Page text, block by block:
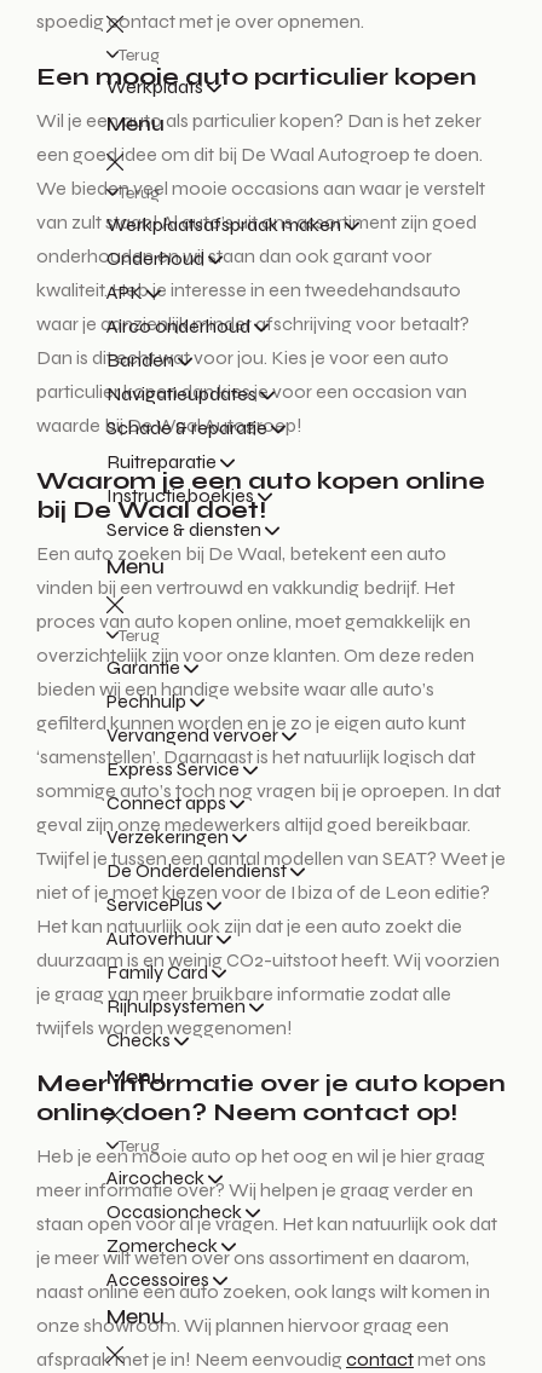
Terug
Werkplaats
Menu
Terug
Werkplaatsafspraak maken
Onderhoud
APK
Airco onderhoud
Banden
Navigatieupdates
Schade & reparatie
Ruitreparatie
Instructieboekjes
Service & diensten
Menu
Terug
Garantie
Pechhulp
Vervangend vervoer
Express Service
Connect apps
Verzekeringen
De Onderdelendienst
ServicePlus
Autoverhuur
Family Card
Rijhulpsystemen
Checks
Menu
Terug
Aircocheck
Occasioncheck
Zomercheck
Accessoires
Menu
spoedig contact met je over opnemen.
Een mooie auto particulier kopen
Wil je een auto als particulier kopen? Dan is het zeker
een goed idee om dit bij De Waal Autogroep te doen.
We bieden veel mooie occasions aan waar je verstelt
van zult staan! Al auto’s uit ons assortiment zijn goed
onderhouden en wij staan dan ook garant voor
kwaliteit. Heb je interesse in een tweedehandsauto
waar je aanzienlijk minder afschrijving voor betaalt?
Dan is dit echt wat voor jou. Kies je voor een auto
particulier kopen dan kies je voor een occasion van
waarde bij De Waal Autogroep!
Waarom je een auto kopen online
bij De Waal doet!
Een auto zoeken bij De Waal, betekent een auto
vinden bij een vertrouwd en vakkundig bedrijf. Het
proces van auto kopen online, moet gemakkelijk en
overzichtelijk zijn voor onze klanten. Om deze reden
bieden wij een handige website waar alle auto’s
gefilterd kunnen worden en je zo je eigen auto kunt
‘samenstellen’. Daarnaast is het natuurlijk logisch dat
sommige auto’s toch nog vragen bij je oproepen. In dat
geval zijn onze medewerkers altijd goed bereikbaar.
Twijfel je tussen een aantal modellen van SEAT? Weet je
niet of je moet kiezen voor de Ibiza of de Leon editie?
Het kan natuurlijk ook zijn dat je een auto zoekt die
duurzaam is en weinig CO2-uitstoot heeft. Wij voorzien
je graag van meer bruikbare informatie zodat alle
twijfels worden weggenomen!
Meer informatie over je auto kopen
online doen? Neem contact op!
Heb je een mooie auto op het oog en wil je hier graag
meer informatie over? Wij helpen je graag verder en
staan open voor al je vragen. Het kan natuurlijk ook dat
je meer wilt weten over ons assortiment en daarom,
naast online een auto zoeken, ook langs wilt komen in
onze showroom. Wij plannen hiervoor graag een
afspraak met je in! Neem eenvoudigcontactmet ons